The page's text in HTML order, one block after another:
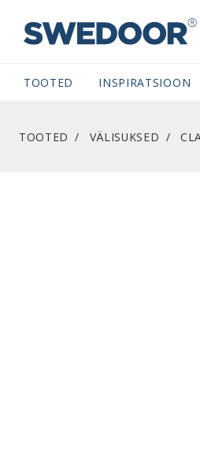
TOOTED INSPIRATSIOON
TOOTED VÄLISUKSED